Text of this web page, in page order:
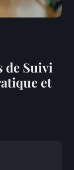
de Suivi
et